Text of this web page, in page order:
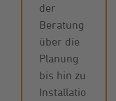
der
Beratung
über die
Planung
bis hin zu
Installatio